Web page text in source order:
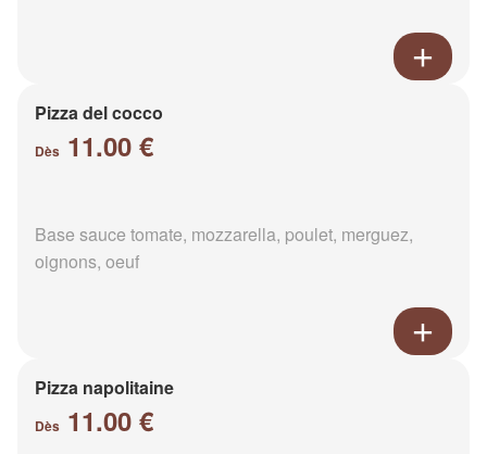
Pizza del cocco
Dès 11.00 €
Base sauce tomate, mozzarella, poulet, merguez,
oignons, oeuf
Pizza napolitaine
Dès 11.00 €